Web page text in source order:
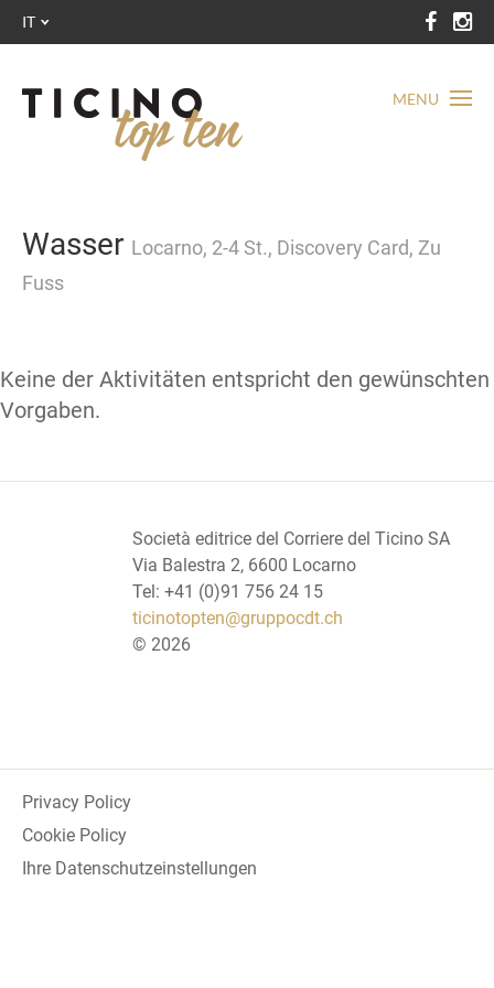
MENU
IT
Wasser Locarno, 2-4 St., Discovery Card, Zu
Fuss
Keine der Aktivitäten entspricht den gewünschten
Vorgaben.
Società editrice del Corriere del Ticino SA
Via Balestra 2, 6600 Locarno
Tel: +41 (0)91 756 24 15
ticinotopten@gruppocdt.ch
© 2026
Privacy Policy
Cookie Policy
Ihre Datenschutzeinstellungen